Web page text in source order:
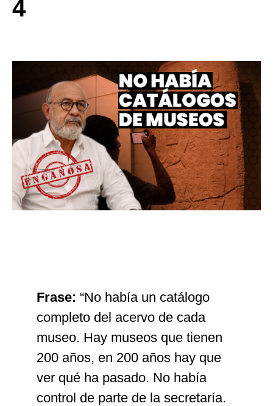
4
Frase: “No había un catálogo
completo del acervo de cada
museo. Hay museos que tienen
200 años, en 200 años hay que
ver qué ha pasado. No había
control de parte de la secretaría.